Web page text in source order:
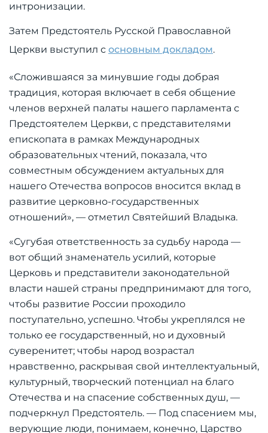
интронизации.
Затем Предстоятель Русской Православной
Церкви выступил с основным докладом.
«Сложившаяся за минувшие годы добрая
традиция, которая включает в себя общение
членов верхней палаты нашего парламента с
Предстоятелем Церкви, с представителями
епископата в рамках Международных
образовательных чтений, показала, что
совместным обсуждением актуальных для
нашего Отечества вопросов вносится вклад в
развитие церковно-государственных
отношений», — отметил Святейший Владыка.
«Сугубая ответственность за судьбу народа —
вот общий знаменатель усилий, которые
Церковь и представители законодательной
власти нашей страны предпринимают для того,
чтобы развитие России проходило
поступательно, успешно. Чтобы укреплялся не
только ее государственный, но и духовный
суверенитет; чтобы народ возрастал
нравственно, раскрывая свой интеллектуальный,
культурный, творческий потенциал на благо
Отечества и на спасение собственных душ, —
подчеркнул Предстоятель. — Под спасением мы,
верующие люди, понимаем, конечно, Царство